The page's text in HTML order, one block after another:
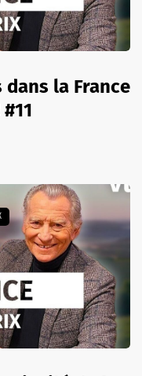
la France